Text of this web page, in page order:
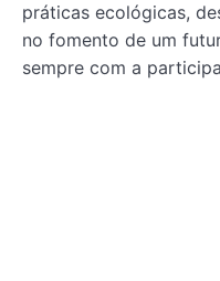
práticas ecológicas,
no fomento de um
sempre com a